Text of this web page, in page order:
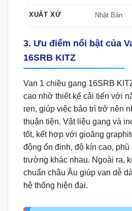
XUẤT XỨ Nhật Bản
3. Ưu điểm nổi bật của
16SRB KITZ
Van 1 chiều gang 16SRB
cao nhờ thiết kế cải tiến với
ren, giúp việc bảo trì trở nên
thuận tiện. Vật liệu gang và
tốt, kết hợp với gioăng
động ổn định, độ kín cao,
trường khác nhau. Ngoài ra,
chuẩn châu Âu giúp van dễ
hệ thống hiện đại.